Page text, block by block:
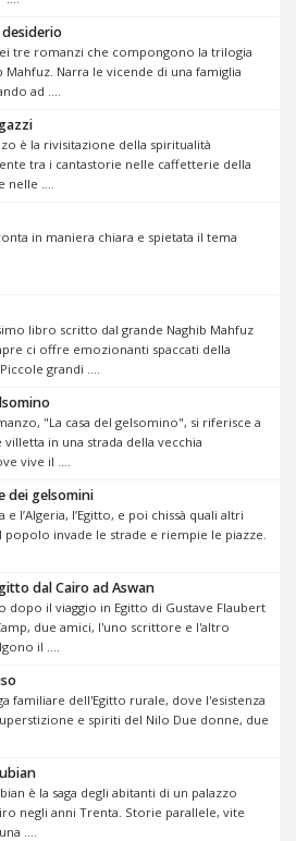
tre romanzi che compongono la trilogia
Mahfuz. Narra le vicende di una famiglia
ad ....
è la rivisitazione della spiritualità
tra i cantastorie nelle caffetterie della
nelle ....
in maniera chiara e spietata il tema
libro scritto dal grande Naghib Mahfuz
ci offre emozionanti spaccati della
grandi ....
"La casa del gelsomino", si riferisce a
villetta in una strada della vecchia
vive il ....
dei gelsomini
e l’Algeria, l’Egitto, e poi chissà quali altri
popolo invade le strade e riempie le piazze.
dal Cairo ad Aswan
dopo il viaggio in Egitto di Gustave Flaubert
due amici, l'uno scrittore e l'altro
il ....
familiare dell'Egitto rurale, dove l'esistenza
e spiriti del Nilo Due donne, due
è la saga degli abitanti di un palazzo
negli anni Trenta. Storie parallele, vite
....